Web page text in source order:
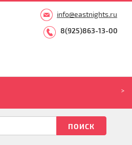
info@eastnights.ru
8(925)863-13-00